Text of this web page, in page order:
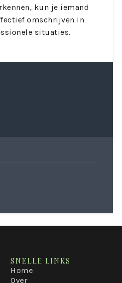
kun je iemand
omschrijven in
situaties.
SNELLE LINKS
Home
Over